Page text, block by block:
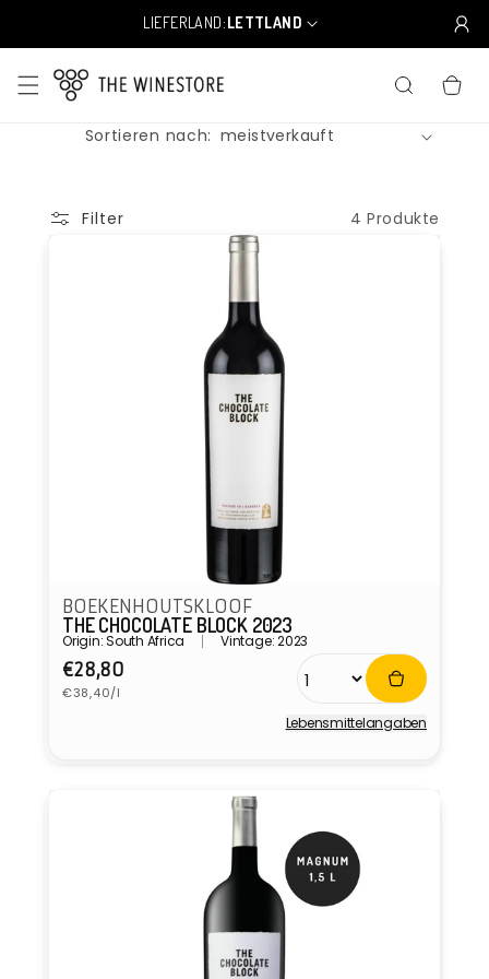
Inhalt
LIEFERLAND:
L
a
n
d
R
LETTLAND
Sortieren nach:
Filter 4 Produkte
BOEKENHOUTSKLOOF
THE CHOCOLATE BLOCK 2023
Origin: South Africa Vintage: 2023
Normaler
Preis
€28,80
Grundpreis
€38,40/l
Lebensmittel­angaben